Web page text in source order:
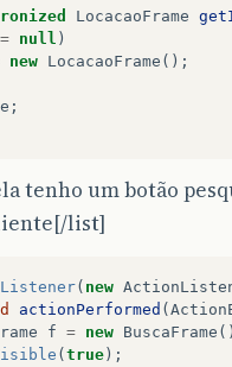
LocacaoFrame
null )
new LocacaoFrame ();
;
tenho um botão
list]
( new
actionPerformed (
f = new BuscaFrame
( true );